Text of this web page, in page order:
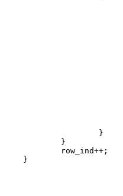
}
}
					row_ind
++ ;
}